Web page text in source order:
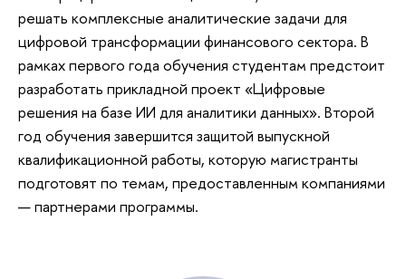
решать комплексные аналитические задачи для
цифровой трансформации финансового сектора. В
рамках первого года обучения студентам предстоит
разработать прикладной проект «Цифровые
решения на базе ИИ для аналитики данных». Второй
год обучения завершится защитой выпускной
квалификационной работы, которую магистранты
подготовят по темам, предоставленным компаниями
— партнерами программы.